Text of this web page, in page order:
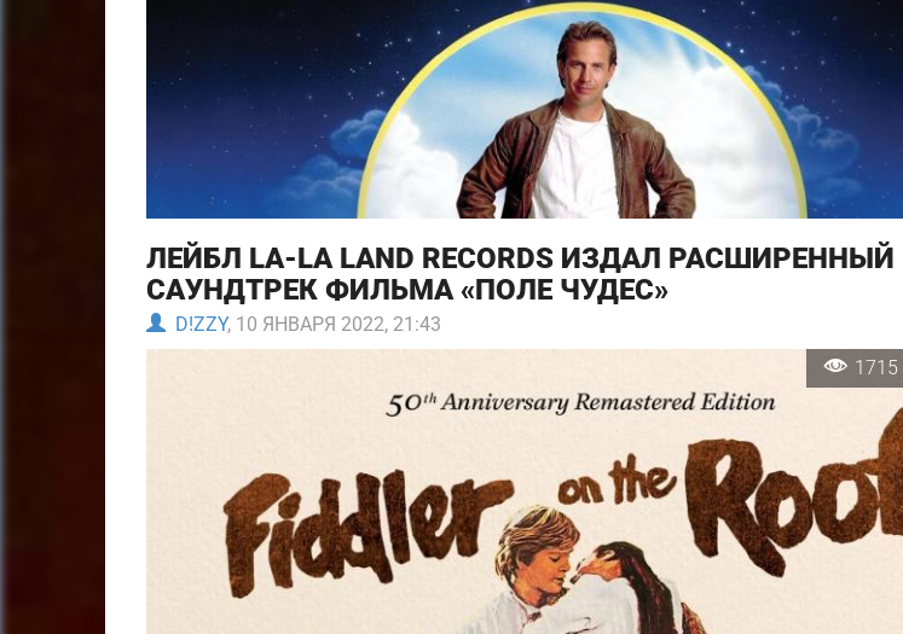
ЛЕЙБЛ LA-LA LAND RECORDS ИЗДАЛ РАСШИРЕННЫЙ
САУНДТРЕК ФИЛЬМА «ПОЛЕ ЧУДЕС»
D!ZZY, 10 ЯНВАРЯ 2022, 21:43
1715